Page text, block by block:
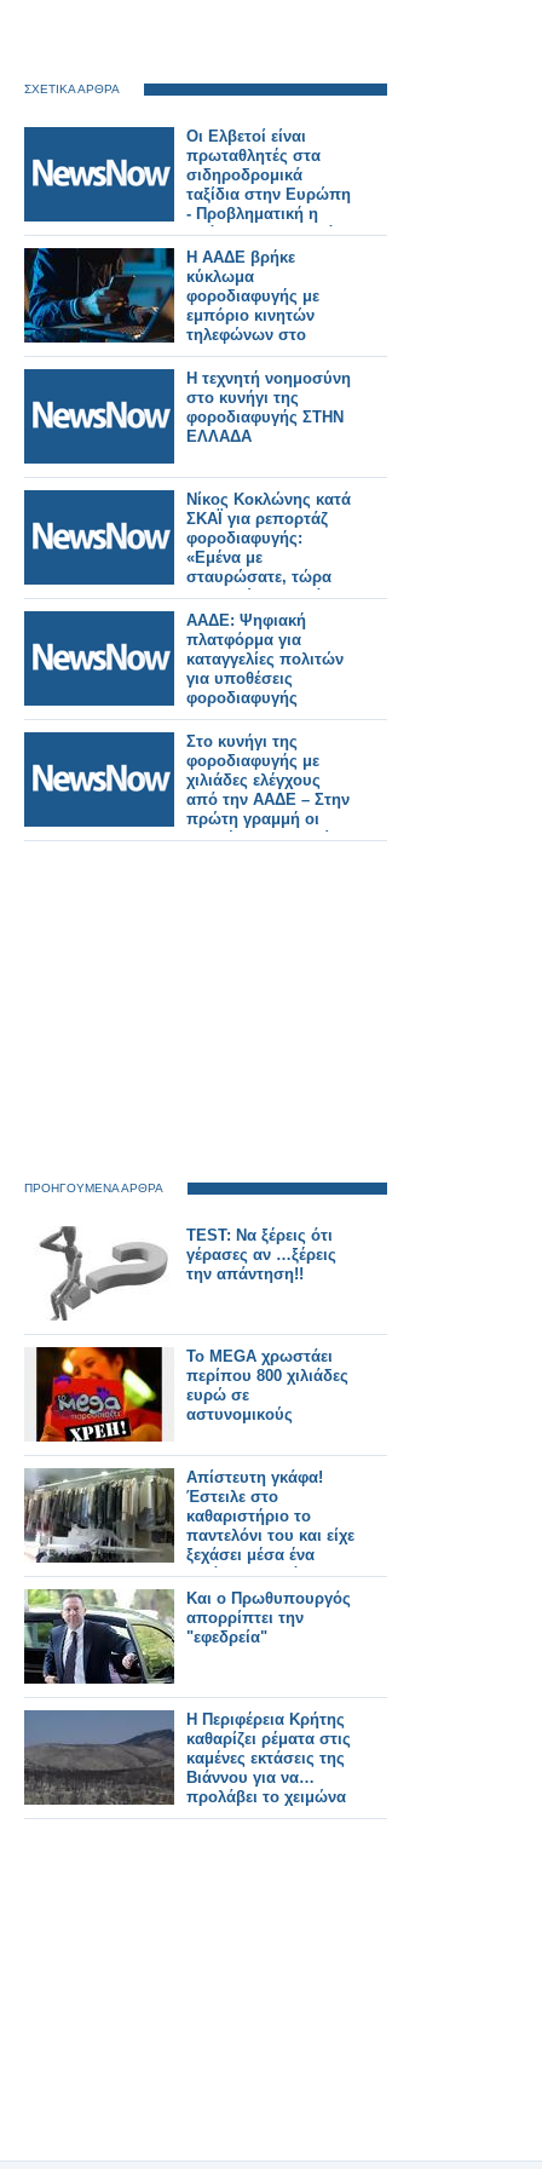
ΣΧΕΤΙΚΑ ΑΡΘΡΑ
Οι Ελβετοί είναι
πρωταθλητές στα
σιδηροδρομικά
ταξίδια στην Ευρώπη
- Προβληματική η
εικόνα για την Ελλάδα
H ΑΑΔΕ βρήκε
κύκλωμα
φοροδιαφυγής με
εμπόριο κινητών
τηλεφώνων στο
Marketplace
Η τεχνητή νοημοσύνη
στο κυνήγι της
φοροδιαφυγής ΣΤΗΝ
ΕΛΛΑΔΑ
Νίκος Κοκλώνης κατά
ΣΚΑΪ για ρεπορτάζ
φοροδιαφυγής:
«Εμένα με
σταυρώσατε, τώρα
τους κρύβετε σε άγρια
γη»
ΑΑΔΕ: Ψηφιακή
πλατφόρμα για
καταγγελίες πολιτών
για υποθέσεις
φοροδιαφυγής
Στο κυνήγι της
φοροδιαφυγής με
χιλιάδες ελέγχους
από την ΑΑΔΕ – Στην
πρώτη γραμμή οι
υποθέσεις κεφαλαίου
ΠΡΟΗΓΟΥΜΕΝΑ ΑΡΘΡΑ
TEST: Να ξέρεις ότι
γέρασες αν …ξέρεις
την απάντηση!!
Το MEGA χρωστάει
περίπου 800 χιλιάδες
ευρώ σε
αστυνομικούς
Απίστευτη γκάφα!
Έστειλε στο
καθαριστήριο το
παντελόνι του και είχε
ξεχάσει μέσα ένα
τεράστιο ποσό!
Και ο Πρωθυπουργός
απορρίπτει την
"εφεδρεία"
Η Περιφέρεια Κρήτης
καθαρίζει ρέματα στις
καμένες εκτάσεις της
Βιάννου για να…
προλάβει το χειμώνα